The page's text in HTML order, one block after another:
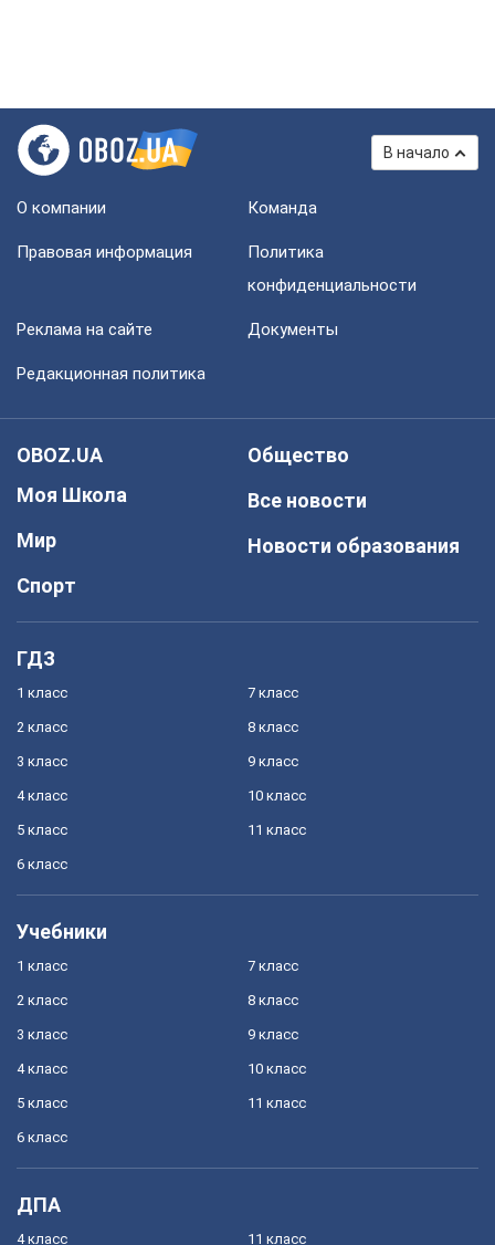
В начало
О компании Команда
Правовая информация
Политика
конфиденциальности
Реклама на сайте Документы
Редакционная политика
OBOZ.UA
Моя Школа
Мир
Спорт
Общество
Все новости
Новости образования
ГДЗ
1 класс
2 класс
3 класс
4 класс
5 класс
6 класс
7 класс
8 класс
9 класс
10 класс
11 класс
Учебники
1 класс
2 класс
3 класс
4 класс
5 класс
6 класс
7 класс
8 класс
9 класс
10 класс
11 класс
ДПА
4 класс 11 класс